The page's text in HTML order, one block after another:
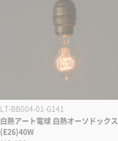
LT-BB004-01-G141
白熱アート電球 白熱オーソドックス
(E26)40W